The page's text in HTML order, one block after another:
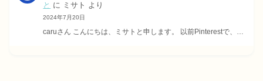
と に ミサト より
2024年7月20日
caruさん こんにちは、ミサトと申します。 以前Pinterestで、…